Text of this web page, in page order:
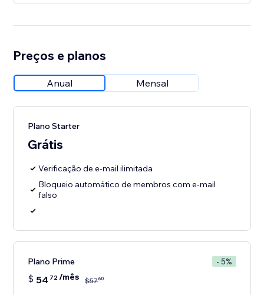
Preços e planos
Anual Mensal
Plano Starter
Grátis
Verificação de e-mail ilimitada
Bloqueio automático de membros com e-mail
falso
Plano Prime - 5%
$ 54 72/mês $5760